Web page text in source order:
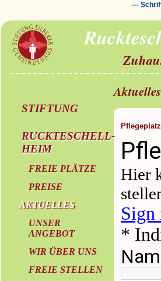
---
STIFTUNG
RUCKTESCHELL-
HEIM
FREIE PLÄTZE
PREISE
AKTUELLES
UNSER
ANGEBOT
WIR ÜBER UNS
FREIE STELLEN